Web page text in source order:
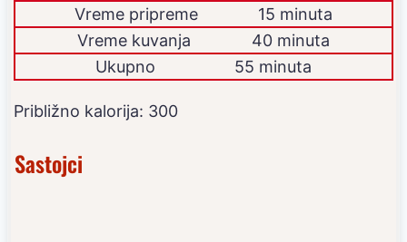
Vreme pripreme
15 minuta
Vreme kuvanja
40 minuta
Ukupno
55 minuta
Približno kalorija: 300
Sastojci